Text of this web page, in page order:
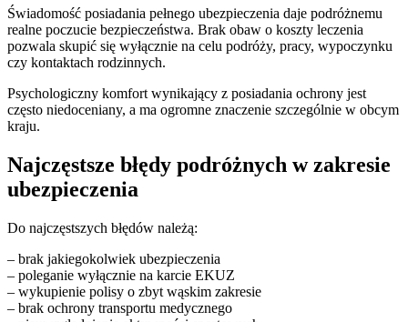
Świadomość posiadania pełnego ubezpieczenia daje podróżnemu
realne poczucie bezpieczeństwa. Brak obaw o koszty leczenia
pozwala skupić się wyłącznie na celu podróży, pracy, wypoczynku
czy kontaktach rodzinnych.
Psychologiczny komfort wynikający z posiadania ochrony jest
często niedoceniany, a ma ogromne znaczenie szczególnie w obcym
kraju.
Najczęstsze błędy podróżnych w zakresie
ubezpieczenia
Do najczęstszych błędów należą:
– brak jakiegokolwiek ubezpieczenia
– poleganie wyłącznie na karcie EKUZ
– wykupienie polisy o zbyt wąskim zakresie
– brak ochrony transportu medycznego